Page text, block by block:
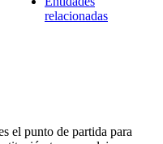
relacionadas
el punto de partida para